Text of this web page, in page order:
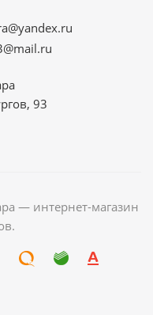
93
— интернет-магазин